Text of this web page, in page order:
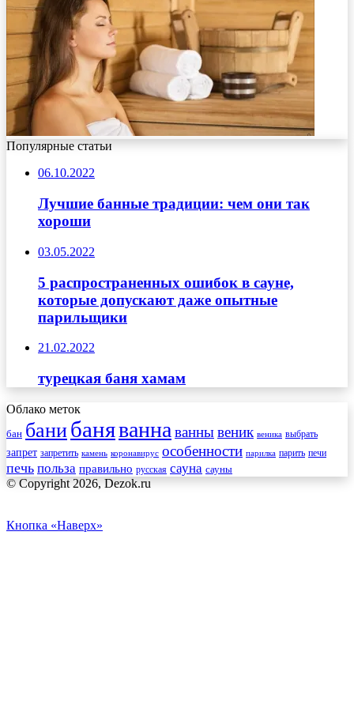
Популярные статьи
06.10.2022
Лучшие банные традиции: чем они так
хороши
03.05.2022
5 распространенных ошибок в сауне,
которые допускают даже опытные
парильщики
21.02.2022
турецкая баня хамам
Облако меток
бан банибаняванна ваннывеник веника выбрать
запрет запретить камень коронавирус особенности парилка парить печи
печь польза правильно русская сауна сауны
© Copyright 2026, Dezok.ru
Кнопка «Наверх»